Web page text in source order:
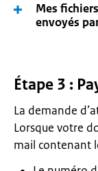
Mes
envoyés
Étape 3 :
La demande
Lorsque votre
mail contenant